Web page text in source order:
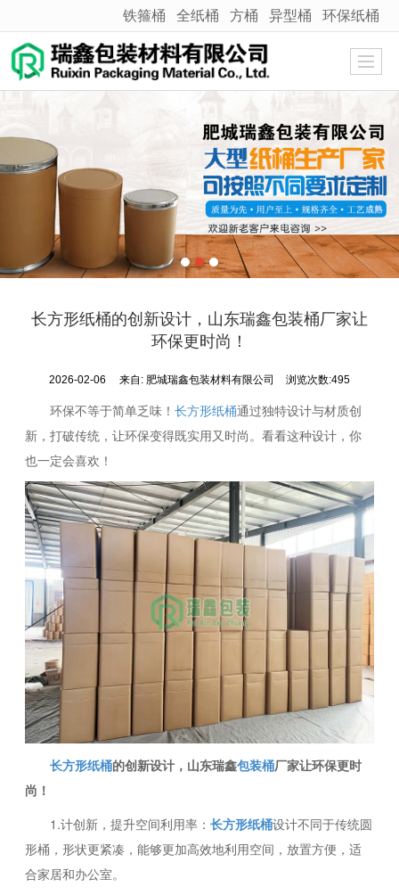
很遗憾，因您的浏览器版本过低导致无法获得最佳浏览体验，推荐下载安装谷歌浏览器！
铁箍桶 全纸桶 方桶 异型桶 环保纸桶
长方形纸桶的创新设计，山东瑞鑫包装桶厂家让
环保更时尚！
2026-02-06 来自: 肥城瑞鑫包装材料有限公司 浏览次数:495
环保不等于简单乏味！长方形纸桶通过独特设计与材质创
新，打破传统，让环保变得既实用又时尚。看看这种设计，你
也一定会喜欢！
长方形纸桶的创新设计，山东瑞鑫包装桶厂家让环保更时
尚！
1.计创新，提升空间利用率：长方形纸桶设计不同于传统圆
形桶，形状更紧凑，能够更加高效地利用空间，放置方便，适
合家居和办公室。